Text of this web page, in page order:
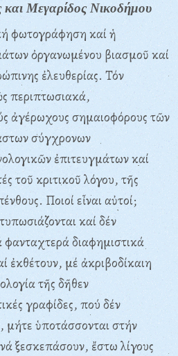
και Μεγαρίδος Νικοδήμου
φωτογράφηση καί ἡ
ὀργανωμένου βιασμοῦ καί
ἐλευθερίας. Τόν
περιπτωσιακά,
ἀγέρωχους σημαιοφόρους τῶν
σύγχρονων
ἐπιτευγμάτων καί
τοῦ κριτικοῦ λόγου, τῆς
Ποιοί εἶναι αὐτοί;
καί δέν
φανταχτερά διαφημιστικά
ἐκθέτουν, μέ ἀκριβοδίκαιη
τῆς δῆθεν
γραφίδες, πού δέν
μήτε ὑποτάσσονται στήν
ξεσκεπάσουν, ἔστω λίγους